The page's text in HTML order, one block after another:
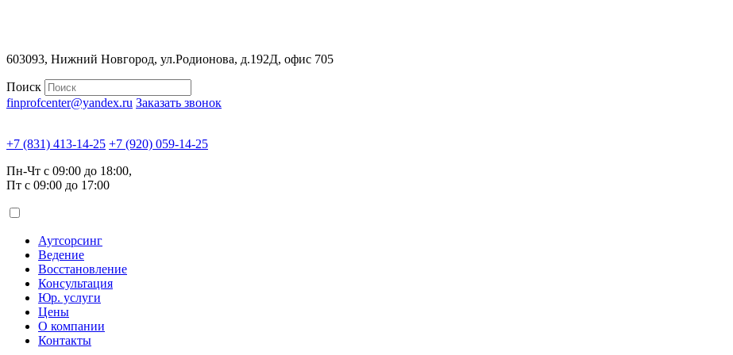
603093, Нижний Новгород, ул.Родионова, д.192Д, офис 705
Поиск
finprofcenter@yandex.ru Заказать звонок
+7 (831) 413-14-25 +7 (920) 059-14-25
Пн-Чт с 09:00 до 18:00,
Пт с 09:00 до 17:00
Аутсорсинг
Ведение
Восстановление
Консультация
Юр. услуги
Цены
О компании
Контакты